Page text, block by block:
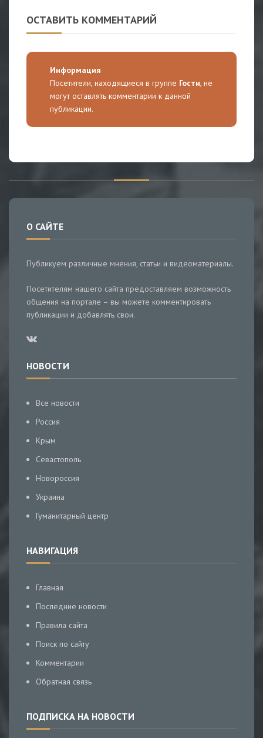
ОСТАВИТЬ КОММЕНТАРИЙ
Информация
Посетители, находящиеся в группе Гости, не
могут оставлять комментарии к данной
публикации.
О САЙТЕ
Публикуем различные мнения, статьи и видеоматериалы.
Посетителям нашего сайта предоставляем возможность
общения на портале – вы можете комментировать
публикации и добавлять свои.
НОВОСТИ
Все новости
Россия
Крым
Севастополь
Новороссия
Украина
Гуманитарный центр
НАВИГАЦИЯ
Главная
Последние новости
Правила сайта
Поиск по сайту
Комментарии
Обратная связь
ПОДПИСКА НА НОВОСТИ